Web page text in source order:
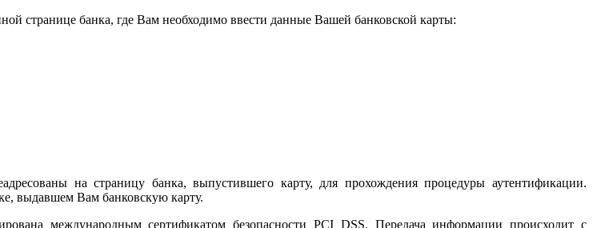
странице банка, где Вам необходимо ввести данные Вашей банковской карты:
на страницу банка, выпустившего карту, для прохождения процедуры аутентификации.
выдавшем Вам банковскую карту.
международным сертификатом безопасности PCI DSS. Передача информации происходит с